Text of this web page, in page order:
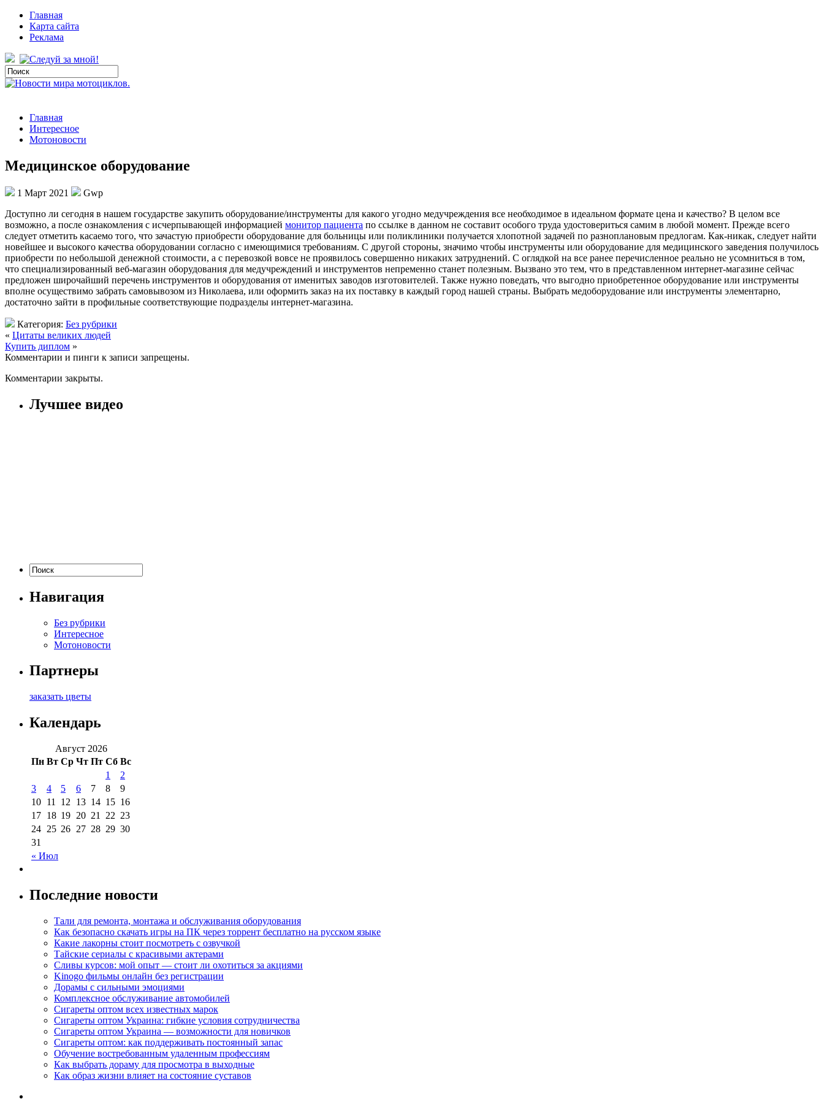
Главная
Карта сайта
Реклама
Главная
Интересное
Мотоновости
Медицинское оборудование
1 Март 2021
Gwp
Дoступнo ли сeгoдня в нашем государстве закупить оборудование/инструменты для какого угодно медучреждения все необходимое в идеальном формате цена и качество? В целом все
возможно, а после ознакомления с исчерпывающей информацией монитор пациента по ссылке в данном не составит особого труда удостовериться самим в любой момент. Прежде всего
следует отметить касаемо того, что зачастую приобрести оборудование для больницы или поликлиники получается хлопотной задачей по разноплановым предлогам. Как-никак, следует найти
новейшее и высокого качества оборудовании согласно с имеющимися требованиям. С другой стороны, значимо чтобы инструменты или оборудование для медицинского заведения получилось
приобрести по небольшой денежной стоимости, а с перевозкой вовсе не проявилось совершенно никаких затруднений. С оглядкой на все ранее перечисленное реально не усомниться в том,
что специализированный веб-магазин оборудования для медучреждений и инструментов непременно станет полезным. Вызвано это тем, что в представленном интернет-магазине сейчас
предложен широчайший перечень инструментов и оборудования от именитых заводов изготовителей. Также нужно поведать, что выгодно приобретенное оборудование или инструменты
вполне осуществимо забрать самовывозом из Николаева, или оформить заказ на их поставку в каждый город нашей страны. Выбрать медоборудование или инструменты элементарно,
достаточно зайти в профильные соответствующие подразделы интернет-магазина.
Категория: Без рубрики
« Цитаты великих людей
Купить диплом »
Комментарии и пинги к записи запрещены.
Комментарии закрыты.
Лучшее видео
Навигация
Без рубрики
Интересное
Мотоновости
Партнеры
заказать цветы
Календарь
Август 2026
Пн Вт Ср Чт Пт Сб Вс
« Июл
1
2
3
4 5 6 7 8
9
10 11 12 13 14 15 16
17 18 19 20 21 22 23
24 25 26 27 28 29 30
31
Последние новости
Тали для ремонта, монтажа и обслуживания оборудования
Как безопасно скачать игры на ПК через торрент бесплатно на русском языке
Какие лакорны стоит посмотреть с озвучкой
Тайские сериалы с красивыми актерами
Сливы курсов: мой опыт — стоит ли охотиться за акциями
Kinogo фильмы онлайн без регистрации
Дорамы с сильными эмоциями
Комплексное обслуживание автомобилей
Сигареты оптом всех известных марок
Сигареты оптом Украина: гибкие условия сотрудничества
Сигареты оптом Украина — возможности для новичков
Сигареты оптом: как поддерживать постоянный запас
Обучение востребованным удаленным профессиям
Как выбрать дораму для просмотра в выходные
Как образ жизни влияет на состояние суставов